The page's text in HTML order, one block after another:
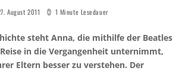
August 2011 1 Minute Lesedauer
steht Anna, die mithilfe der Beatles
in die Vergangenheit unternimmt,
Eltern besser zu verstehen. Der